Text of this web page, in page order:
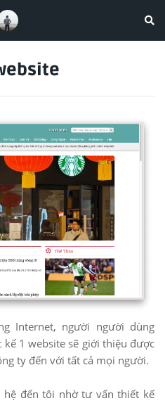
Internet, người người dùng
1 website sẽ giới thiệu được
ty đến với tất cả mọi người.
hệ đến tôi nhờ tư vấn thiết kế